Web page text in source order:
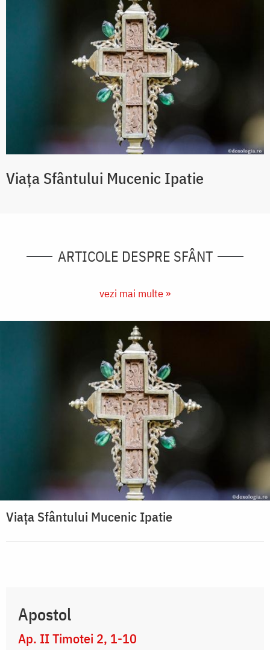
Viața Sfântului Mucenic Ipatie
ARTICOLE DESPRE SFÂNT
vezi mai multe »
Viața Sfântului Mucenic Ipatie
Apostol
Ap. II Timotei 2, 1-10